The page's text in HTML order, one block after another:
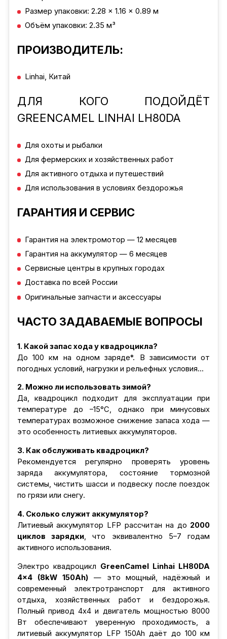
Размер упаковки: 2.28 × 1.16 × 0.89 м
Объём упаковки: 2.35 м³
ПРОИЗВОДИТЕЛЬ:
Linhai, Китай
ДЛЯ КОГО ПОДОЙДЁТ
GREENCAMEL LINHAI LH80DA
Для охоты и рыбалки
Для фермерских и хозяйственных работ
Для активного отдыха и путешествий
Для использования в условиях бездорожья
ГАРАНТИЯ И СЕРВИС
Гарантия на электромотор — 12 месяцев
Гарантия на аккумулятор — 6 месяцев
Сервисные центры в крупных городах
Доставка по всей России
Оригинальные запчасти и аксессуары
ЧАСТО ЗАДАВАЕМЫЕ ВОПРОСЫ
1. Какой запас хода у квадроцикла?
До 100 км на одном заряде*. В зависимости от
погодных условий, нагрузки и рельефных условия...
2. Можно ли использовать зимой?
Да, квадроцикл подходит для эксплуатации при
температуре до –15°C, однако при минусовых
температурах возможное снижение запаса хода —
это особенность литиевых аккумуляторов.
3. Как обслуживать квадроцикл?
Рекомендуется регулярно проверять уровень
заряда аккумулятора, состояние тормозной
системы, чистить шасси и подвеску после поездок
по грязи или снегу.
4. Сколько служит аккумулятор?
Литиевый аккумулятор LFP рассчитан на до 2000
циклов зарядки, что эквивалентно 5–7 годам
активного использования.
Электро квадроцикл GreenCamel Linhai LH80DA
4x4 (8kW 150Ah)— это мощный, надёжный и
современный электротранспорт для активного
отдыха, хозяйственных работ и бездорожья.
Полный привод 4x4 и двигатель мощностью 8000
Вт обеспечивают уверенную проходимость, а
литиевый аккумулятор LFP 150Ah даёт до 100 км